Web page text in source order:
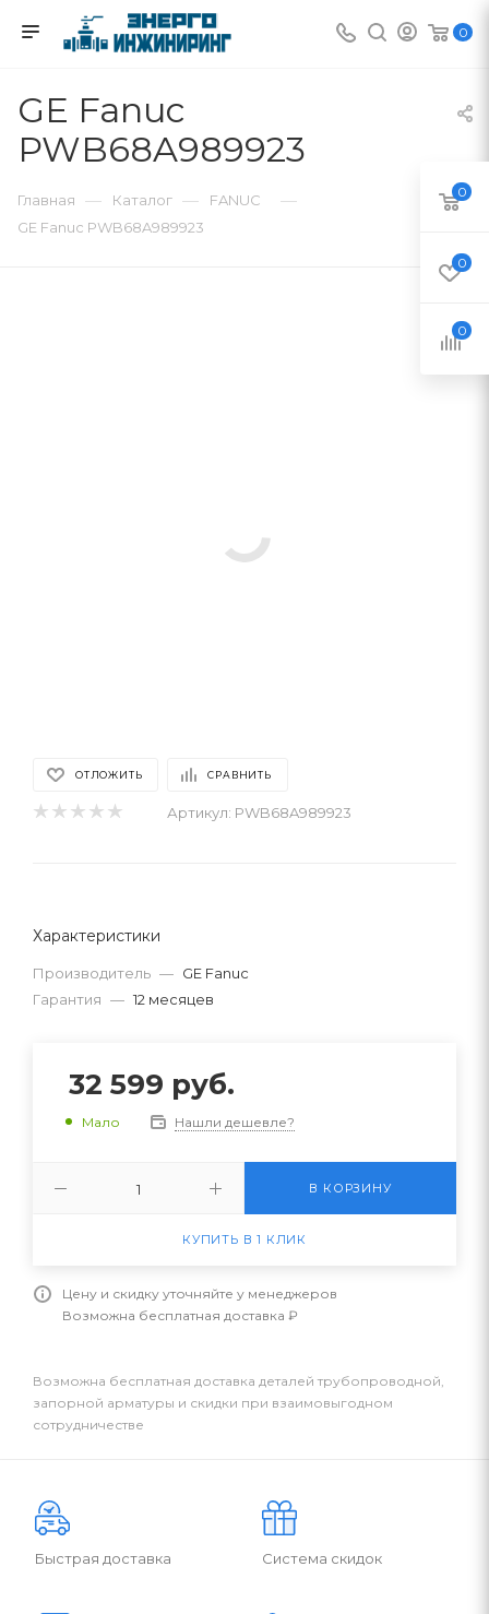
0
GE Fanuc
PWB68A989923
Главная — Каталог — FANUC —
GE Fanuc PWB68A989923
ОТЛОЖИТЬ СРАВНИТЬ
Артикул: PWB68A989923
Характеристики
Производитель — GE Fanuc
Гарантия — 12 месяцев
32 599 руб.
Мало Нашли дешевле?
В КОРЗИНУ
КУПИТЬ В 1 КЛИК
Цену и скидку уточняйте у менеджеров
Возможна бесплатная доставка ₽
Возможна бесплатная доставка деталей трубопроводной,
запорной арматуры и скидки при взаимовыгодном
сотрудничестве
Быстрая доставка Система скидок
0
0
0